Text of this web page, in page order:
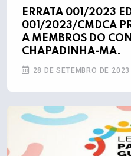
ERRATA 001/2023
001/2023/CMDCA
A MEMBROS DO
CHAPADINHA-MA.
28 DE SETEMBRO DE 2023